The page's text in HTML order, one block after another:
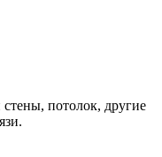
потолок, другие